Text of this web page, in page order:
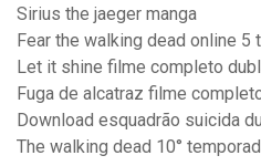
Sirius the jaeger manga
Fear the walking dead online 5
Let it shine filme completo
Fuga de alcatraz filme
Download esquadrão suicida
The walking dead 10°